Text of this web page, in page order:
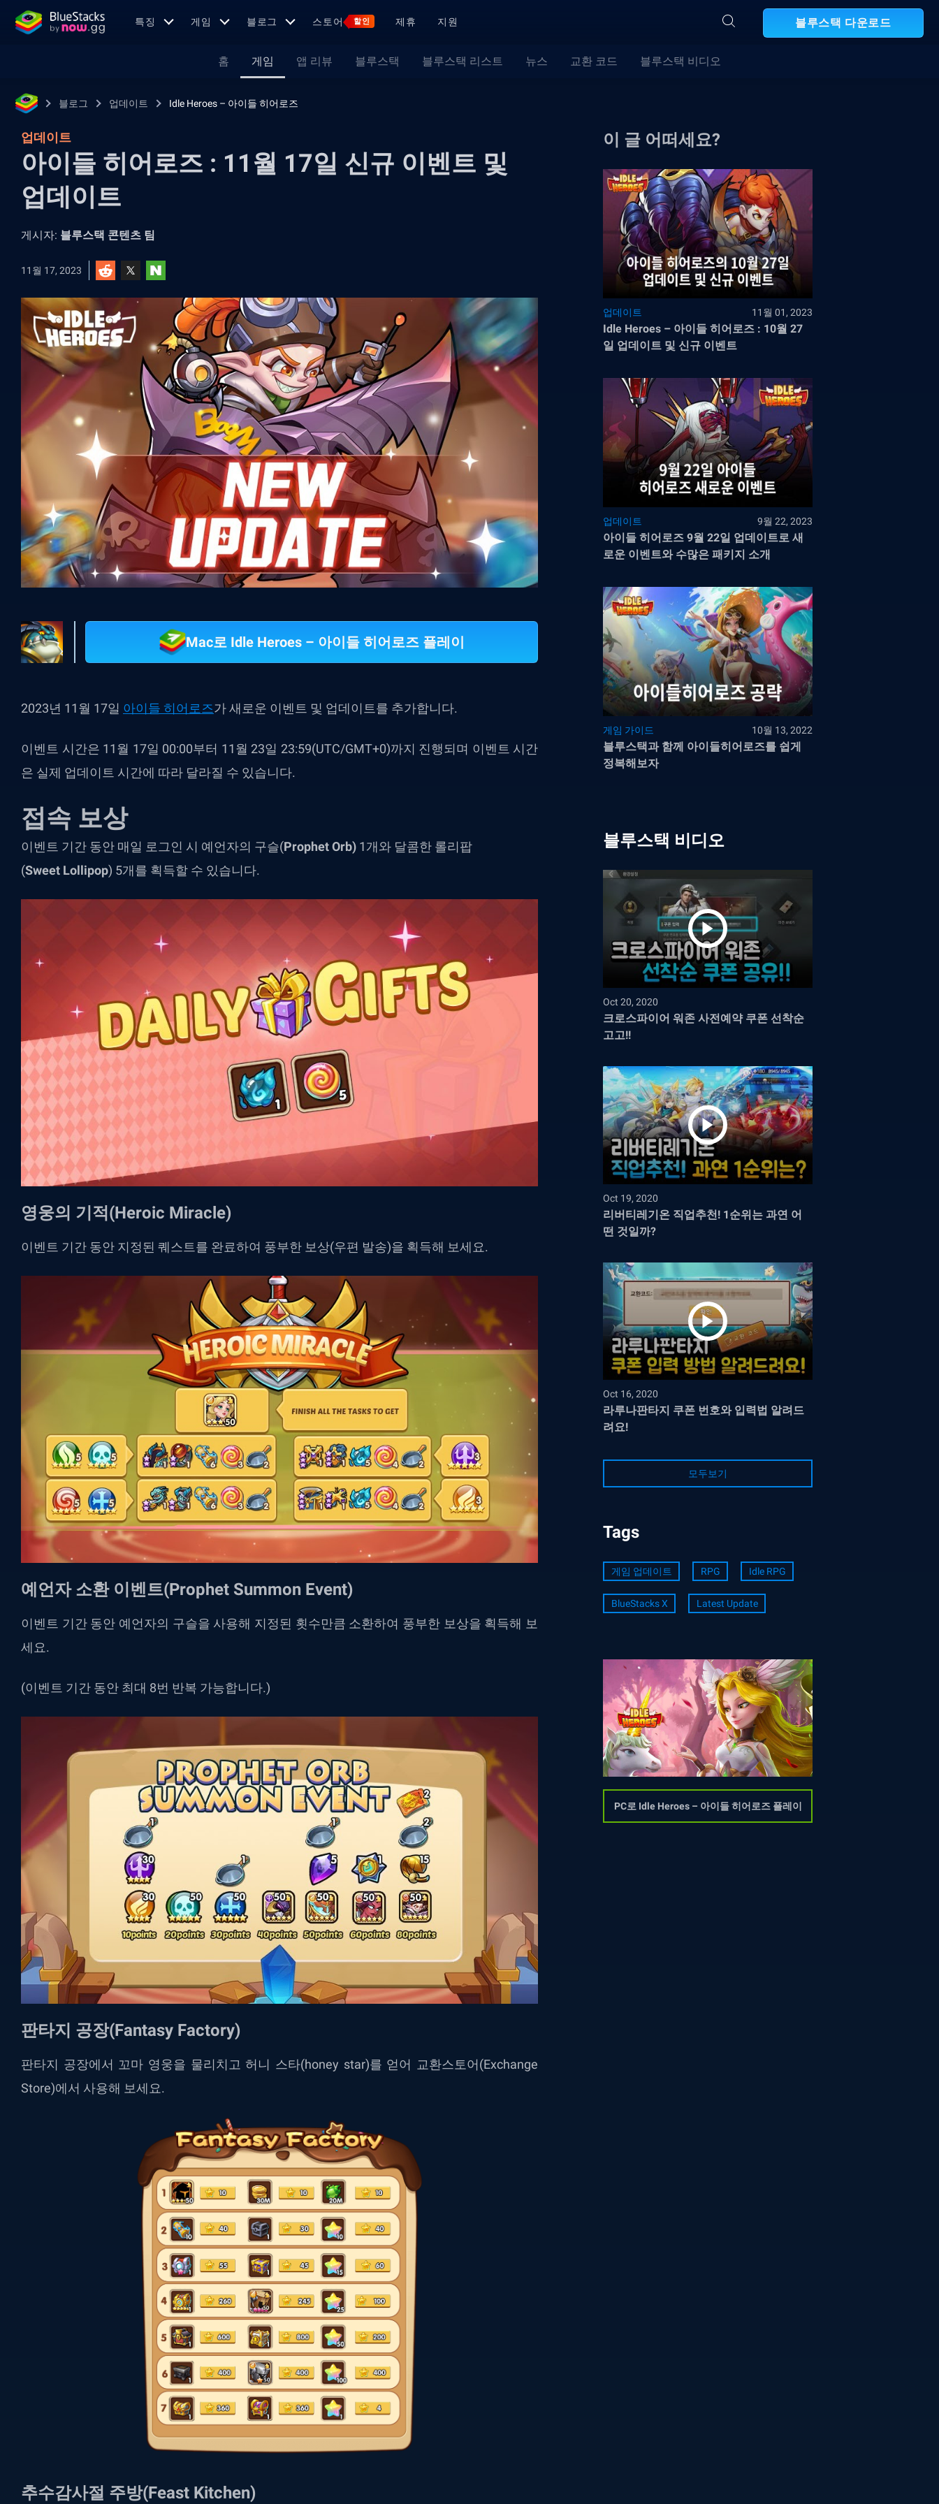
특징 게임 블로그 스토어 할인 제휴 지원 블루스택 다운로드
홈 게임 앱 리뷰 블루스택 블루스택 리스트 뉴스 교환 코드 블루스택 비디오
블로그 업데이트 Idle Heroes – 아이들 히어로즈
업데이트
아이들 히어로즈 : 11월 17일 신규 이벤트 및
업데이트
게시자: 블루스택 콘텐츠 팀
11월 17, 2023
Mac로 Idle Heroes – 아이들 히어로즈 플레이
2023년 11월 17일 아이들 히어로즈가 새로운 이벤트 및 업데이트를 추가합니다.
이벤트 시간은 11월 17일 00:00부터 11월 23일 23:59(UTC/GMT+0)까지 진행되며 이벤트 시간
은 실제 업데이트 시간에 따라 달라질 수 있습니다.
접속 보상
이벤트 기간 동안 매일 로그인 시 예언자의 구슬(Prophet Orb) 1개와 달콤한 롤리팝
(Sweet Lollipop) 5개를 획득할 수 있습니다.
영웅의 기적(Heroic Miracle)
이벤트 기간 동안 지정된 퀘스트를 완료하여 풍부한 보상(우편 발송)을 획득해 보세요.
예언자 소환 이벤트(Prophet Summon Event)
이벤트 기간 동안 예언자의 구슬을 사용해 지정된 횟수만큼 소환하여 풍부한 보상을 획득해 보
세요.
(이벤트 기간 동안 최대 8번 반복 가능합니다.)
판타지 공장(Fantasy Factory)
판타지 공장에서 꼬마 영웅을 물리치고 허니 스타(honey star)를 얻어 교환스토어(Exchange
Store)에서 사용해 보세요.
추수감사절 주방(Feast Kitchen)
이 글 어떠세요?
업데이트 11월 01, 2023
Idle Heroes – 아이들 히어로즈 : 10월 27
일 업데이트 및 신규 이벤트
업데이트 9월 22, 2023
아이들 히어로즈 9월 22일 업데이트로 새
로운 이벤트와 수많은 패키지 소개
게임 가이드 10월 13, 2022
블루스택과 함께 아이들히어로즈를 쉽게
정복해보자
블루스택 비디오
Oct 20, 2020
크로스파이어 워존 사전예약 쿠폰 선착순
고고!!
Oct 19, 2020
리버티레기온 직업추천! 1순위는 과연 어
떤 것일까?
Oct 16, 2020
라루나판타지 쿠폰 번호와 입력법 알려드
려요!
모두보기
Tags
게임 업데이트 RPG Idle RPG
BlueStacks X Latest Update
PC로 Idle Heroes – 아이들 히어로즈 플레이